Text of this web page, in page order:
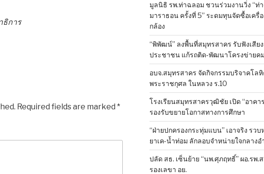
ธิการ
Required fields are marked *
มูลนิธิ รพ.ท่าฉลอม ชวนร่วมงานวิ่ง “ท่
มาราธอน ครั้งที่ 5” ระดมทุนจัดซื้อเครื่
กล้อง
“พิพัฒน์” ลงพื้นที่สมุทรสาคร รับฟังเสีย
ประชาชน แก้รถติด-พัฒนาโครงข่ายค
อบจ.สมุทรสาคร จัดกิจกรรมบริจาคโลหิ
พระราชกุศล ในหลวง ร.10
โรงเรียนสมุทรสาครวุฒิชัย เปิด “อาค
รองรับขยายโอกาสทางการศึกษา
“ฝ่ายปกครองกระทุ่มแบน” เอาจริง รว
ยาเค-น้ำท่อม ลักลอบจำหน่ายใจกลางอ
ปลัด สธ. เซ็นย้าย “นพ.ศุภฤทธิ์” ผอ.รพ.
รองเลขา อย.